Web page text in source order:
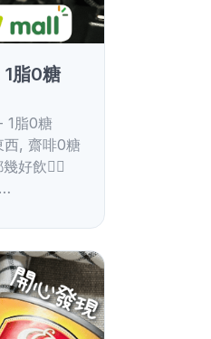
1脂0糖
1脂0糖
西, 齋啡0糖
好飲👌🏻